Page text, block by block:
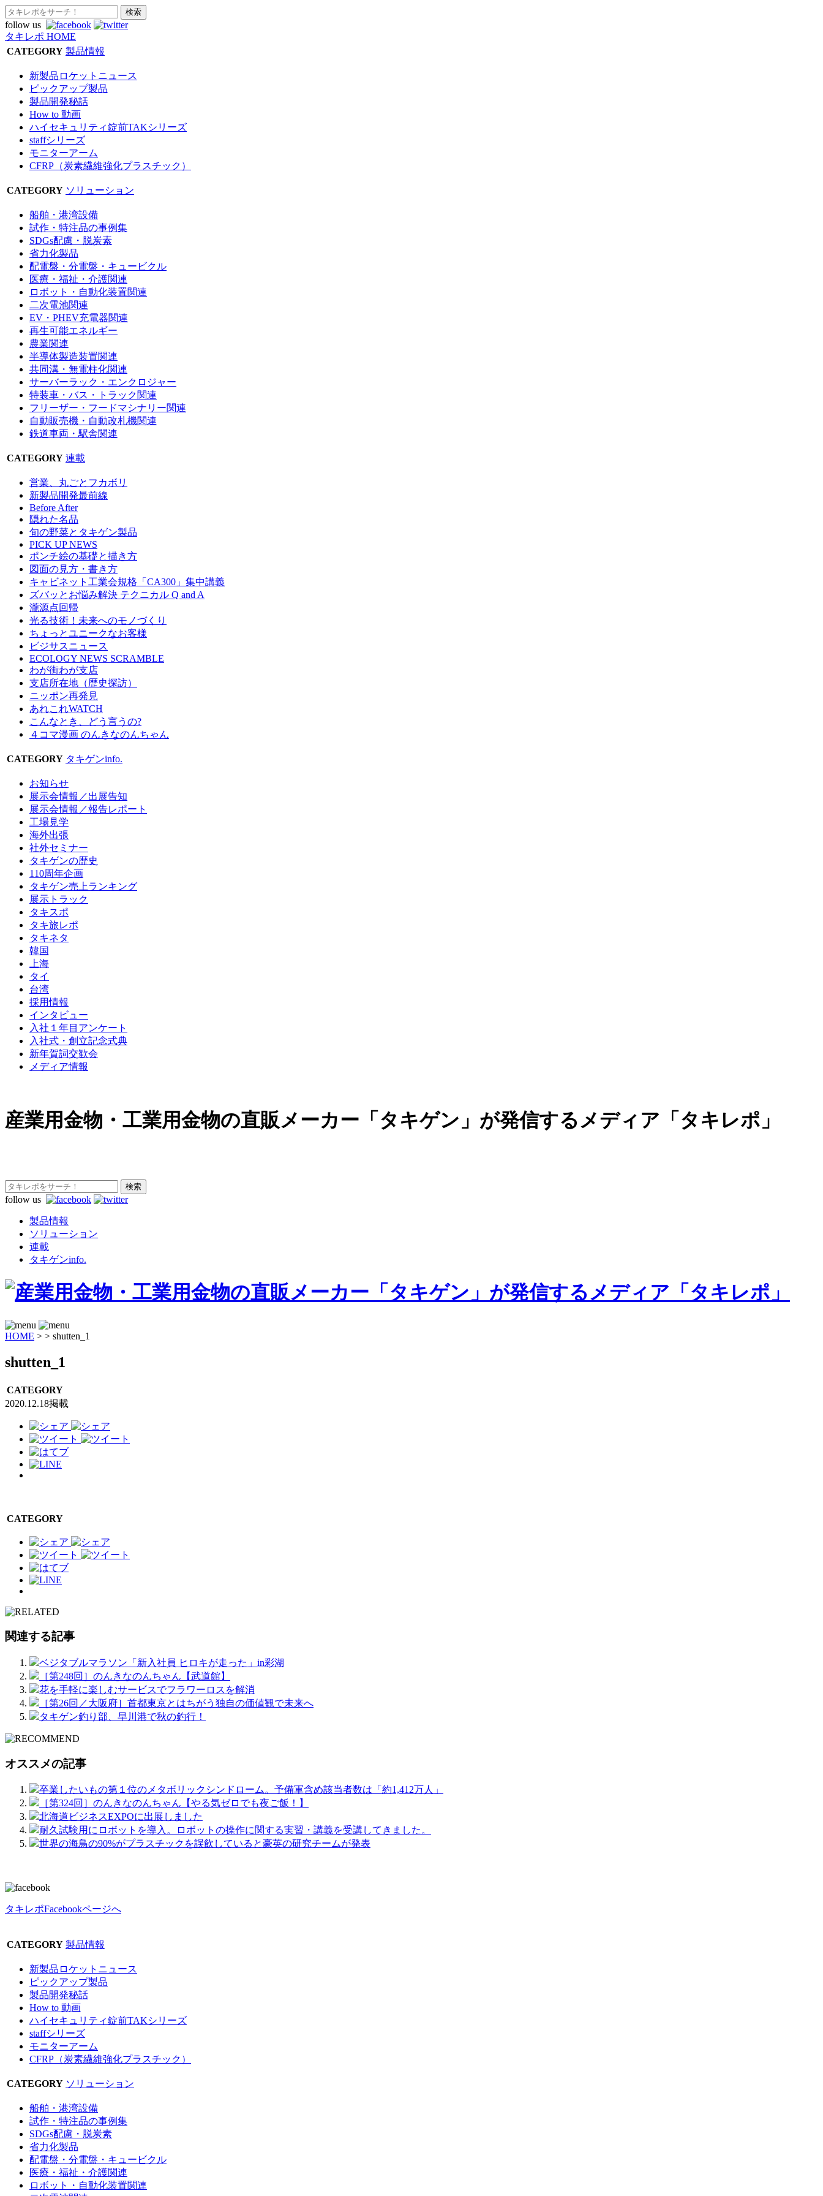
follow us
タキレポ HOME
CATEGORY 製品情報
新製品ロケットニュース
ピックアップ製品
製品開発秘話
How to 動画
ハイセキュリティ錠前TAKシリーズ
staffシリーズ
モニターアーム
CFRP（炭素繊維強化プラスチック）
CATEGORY ソリューション
船舶・港湾設備
試作・特注品の事例集
SDGs配慮・脱炭素
省力化製品
配電盤・分電盤・キュービクル
医療・福祉・介護関連
ロボット・自動化装置関連
二次電池関連
EV・PHEV充電器関連
再生可能エネルギー
農業関連
半導体製造装置関連
共同溝・無電柱化関連
サーバーラック・エンクロジャー
特装車・バス・トラック関連
フリーザー・フードマシナリー関連
自動販売機・自動改札機関連
鉄道車両・駅舎関連
CATEGORY 連載
営業、丸ごとフカボリ
新製品開発最前線
Before After
隠れた名品
旬の野菜とタキゲン製品
PICK UP NEWS
ポンチ絵の基礎と描き方
図面の見方・書き方
キャビネット工業会規格「CA300」集中講義
ズバッとお悩み解決 テクニカル Q and A
瀧源点回帰
光る技術！未来へのモノづくり
ちょっとユニークなお客様
ビジサスニュース
ECOLOGY NEWS SCRAMBLE
わが街わが支店
支店所在地（歴史探訪）
ニッポン再発見
あれこれWATCH
こんなとき、どう言うの?
４コマ漫画 のんきなのんちゃん
CATEGORY タキゲンinfo.
お知らせ
展示会情報／出展告知
展示会情報／報告レポート
工場見学
海外出張
社外セミナー
タキゲンの歴史
110周年企画
タキゲン売上ランキング
展示トラック
タキスポ
タキ旅レポ
タキネタ
韓国
上海
タイ
台湾
採用情報
インタビュー
入社１年目アンケート
入社式・創立記念式典
新年賀詞交歓会
メディア情報
産業用金物・工業用金物の直販メーカー「タキゲン」が発信するメディア「タキレポ」
follow us
製品情報
ソリューション
連載
タキゲンinfo.
HOME > > shutten_1
shutten_1
CATEGORY
2020.12.18掲載
CATEGORY
関連する記事
ベジタブルマラソン「新入社員 ヒロキが走った」in彩湖
［第248回］のんきなのんちゃん【武道館】
花を手軽に楽しむサービスでフラワーロスを解消
［第26回／大阪府］首都東京とはちがう独自の価値観で未来へ
タキゲン釣り部、早川港で秋の釣行！
オススメの記事
卒業したいもの第１位のメタボリックシンドローム。予備軍含め該当者数は「約1,412万人」
［第324回］のんきなのんちゃん【やる気ゼロでも夜ご飯！】
北海道ビジネスEXPOに出展しました
耐久試験用にロボットを導入。ロボットの操作に関する実習・講義を受講してきました。
世界の海鳥の90%がプラスチックを誤飲していると豪英の研究チームが発表
タキレポFacebookページへ
CATEGORY 製品情報
新製品ロケットニュース
ピックアップ製品
製品開発秘話
How to 動画
ハイセキュリティ錠前TAKシリーズ
staffシリーズ
モニターアーム
CFRP（炭素繊維強化プラスチック）
CATEGORY ソリューション
船舶・港湾設備
試作・特注品の事例集
SDGs配慮・脱炭素
省力化製品
配電盤・分電盤・キュービクル
医療・福祉・介護関連
ロボット・自動化装置関連